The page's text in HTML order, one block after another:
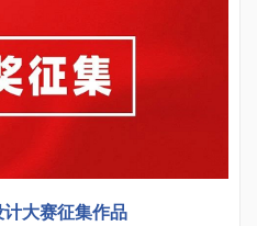
大赛征集作品